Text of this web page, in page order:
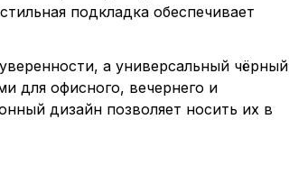
подкладка обеспечивает
а универсальный чёрный
для офисного, вечернего и
дизайн позволяет носить их в